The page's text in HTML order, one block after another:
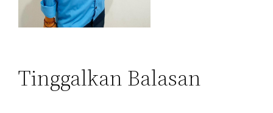
Tinggalkan Balasan